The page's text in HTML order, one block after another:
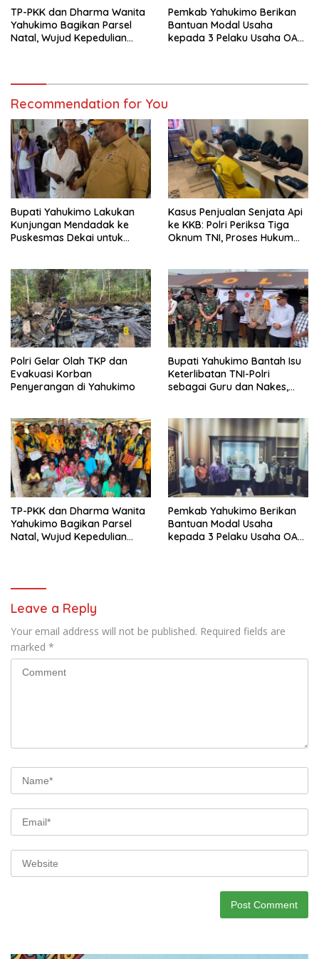
TP-PKK dan Dharma Wanita
Yahukimo Bagikan Parsel
Natal, Wujud Kepedulian
Pemkab Yahukimo Berikan
Bantuan Modal Usaha
kepada 3 Pelaku Usaha OAY
Recommendation for You
Bupati Yahukimo Lakukan
Kunjungan Mendadak ke
Puskesmas Dekai untuk
Kasus Penjualan Senjata Api
ke KKB: Polri Periksa Tiga
Oknum TNI, Proses Hukum
Polri Gelar Olah TKP dan
Evakuasi Korban
Penyerangan di Yahukimo
Bupati Yahukimo Bantah Isu
Keterlibatan TNI-Polri
sebagai Guru dan Nakes,
TP-PKK dan Dharma Wanita
Yahukimo Bagikan Parsel
Natal, Wujud Kepedulian
Pemkab Yahukimo Berikan
Bantuan Modal Usaha
kepada 3 Pelaku Usaha OAY
Leave a Reply
Your email address will not be published. Required fields are
marked *